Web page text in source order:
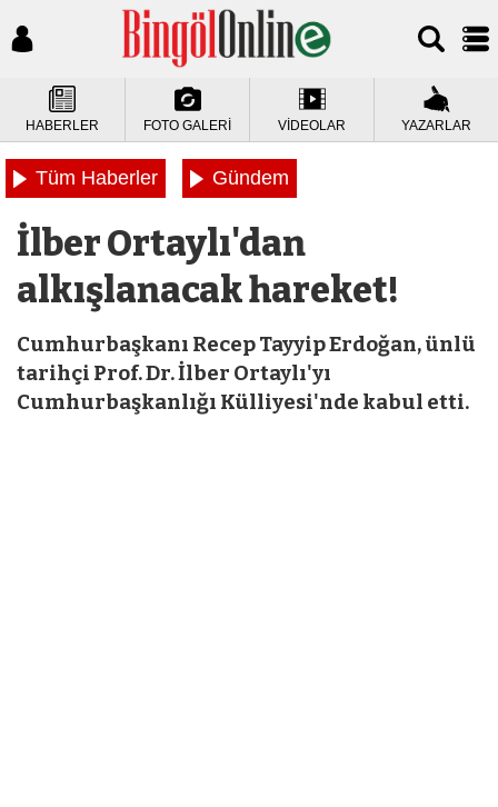
HABERLER FOTO GALERİ VİDEOLAR YAZARLAR
Tüm Haberler Gündem
İlber Ortaylı'dan
alkışlanacak hareket!
Cumhurbaşkanı Recep Tayyip Erdoğan, ünlü
tarihçi Prof. Dr. İlber Ortaylı'yı
Cumhurbaşkanlığı Külliyesi'nde kabul etti.